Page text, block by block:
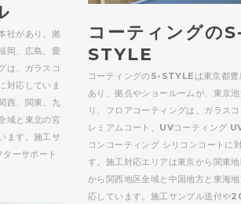
社があり、拠
岡、広島、愛
は、ガラスコ
対応していま
西、関東、九
域と東北の宮
ます。施工サ
ーサポート
コーティングの
STYLE
コーティングのS-STYLEは東京都豊
あり、拠点やショールームが、東京
り、フロアコーティングは、ガラス
レミアムコート、UVコーティング
コンコーティング シリコンコートに
す。施工対応エリアは東京から関東
から関西地区全域と中国地方と東海
応しています。施工サンプル送付や